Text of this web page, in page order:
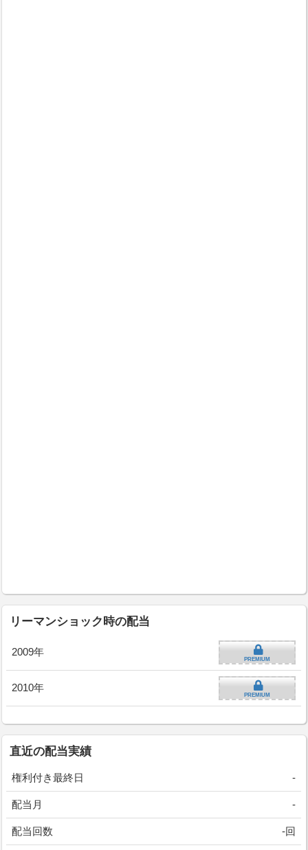
リーマンショック時の配当
2009年
PREMIUM
2010年
PREMIUM
直近の配当実績
権利付き最終日 -
配当月 -
配当回数 -回